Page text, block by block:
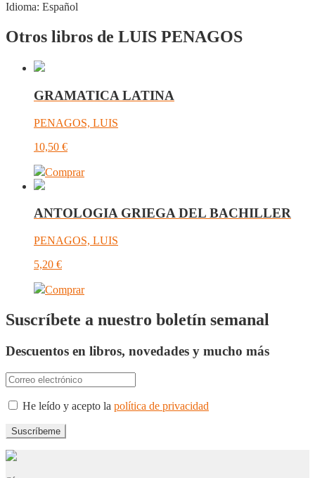
Idioma: Español
Otros libros de LUIS PENAGOS
GRAMATICA LATINA
PENAGOS, LUIS
10,50 €
Comprar
ANTOLOGIA GRIEGA DEL BACHILLER
PENAGOS, LUIS
5,20 €
Comprar
Suscríbete a nuestro boletín semanal
Descuentos en libros, novedades y mucho más
He leído y acepto la política de privacidad